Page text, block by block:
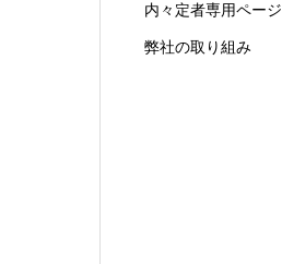
内々定者専用ページ
弊社の取り組み